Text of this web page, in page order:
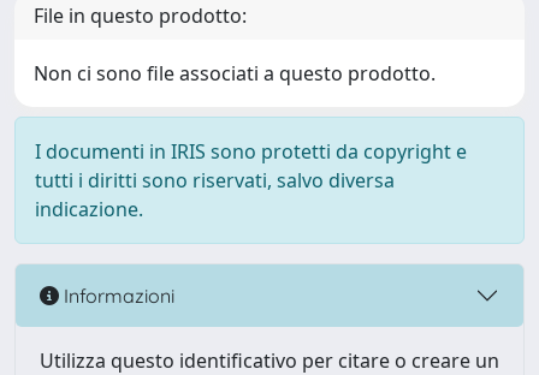
File in questo prodotto:
Non ci sono file associati a questo prodotto.
I documenti in IRIS sono protetti da copyright e
tutti i diritti sono riservati, salvo diversa
indicazione.
Informazioni
Utilizza questo identificativo per citare o creare un